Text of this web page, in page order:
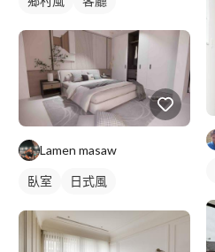
Lamen masaw
臥室 日式風